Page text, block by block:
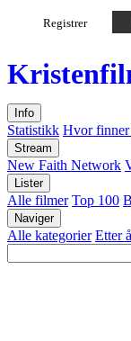
Registrer
Kristen
Info
Statistikk Hvor finner
Stream
New Faith Network
Lister
Alle filmer Top 100
Naviger
Alle kategorier Etter